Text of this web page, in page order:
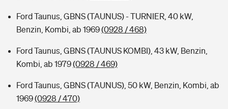
Ford Taunus, GBNS (TAUNUS) - TURNIER, 40 kW,
Benzin, Kombi, ab 1969(0928 / 468)
Ford Taunus, GBNS (TAUNUS KOMBI), 43 kW, Benzin,
Kombi, ab 1979(0928 / 469)
Ford Taunus, GBNS (TAUNUS), 50 kW, Benzin, Kombi, ab
1969(0928 / 470)